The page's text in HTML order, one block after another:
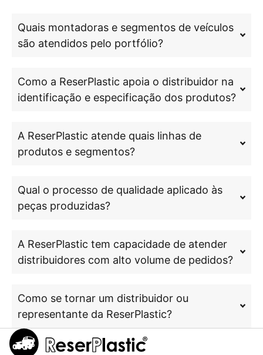
Quais montadoras e segmentos de veículos
são atendidos pelo portfólio?
Como a ReserPlastic apoia o distribuidor na
identificação e especificação dos produtos?
A ReserPlastic atende quais linhas de
produtos e segmentos?
Qual o processo de qualidade aplicado às
peças produzidas?
A ReserPlastic tem capacidade de atender
distribuidores com alto volume de pedidos?
Como se tornar um distribuidor ou
representante da ReserPlastic?